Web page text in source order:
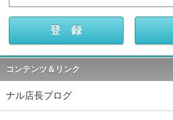
コンテンツ＆リンク
ナル店長ブログ